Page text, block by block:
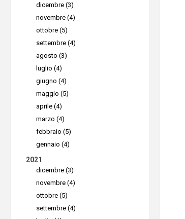
dicembre (3)
novembre (4)
ottobre (5)
settembre (4)
agosto (3)
luglio (4)
giugno (4)
maggio (5)
aprile (4)
marzo (4)
febbraio (5)
gennaio (4)
2021
dicembre (3)
novembre (4)
ottobre (5)
settembre (4)